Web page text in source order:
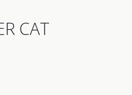
CAT